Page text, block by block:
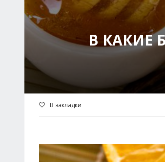
В КАКИЕ
В закладки